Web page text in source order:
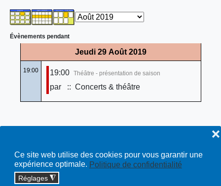
Ce site web utilise des cookies pour vous garantir une
expérience optimale. Politique de confidentialité
Réglages ◮
❌
Évènements pendant
Jeudi 29 Août 2019
19:00 19:00 Théâtre - présentation de saison
par :: Concerts & théâtre